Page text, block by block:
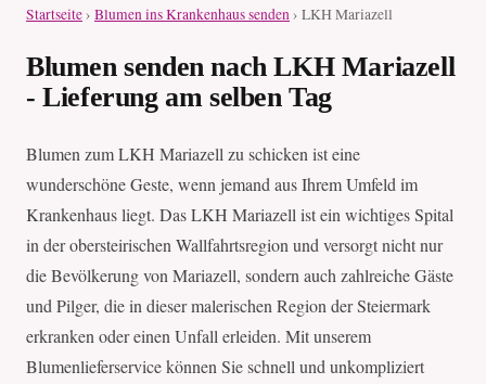
Startseite› Blumen ins Krankenhaus senden› LKH Mariazell
Blumen senden nach LKH Mariazell
- Lieferung am selben Tag
Blumen zum LKH Mariazell zu schicken ist eine
wunderschöne Geste, wenn jemand aus Ihrem Umfeld im
Krankenhaus liegt. Das LKH Mariazell ist ein wichtiges Spital
in der obersteirischen Wallfahrtsregion und versorgt nicht nur
die Bevölkerung von Mariazell, sondern auch zahlreiche Gäste
und Pilger, die in dieser malerischen Region der Steiermark
erkranken oder einen Unfall erleiden. Mit unserem
Blumenlieferservice können Sie schnell und unkompliziert